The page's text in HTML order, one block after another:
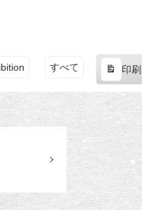
すべて 印刷
示